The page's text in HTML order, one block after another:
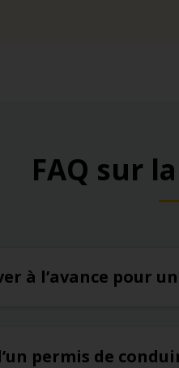
FAQ sur
à l’avance pour
permis de